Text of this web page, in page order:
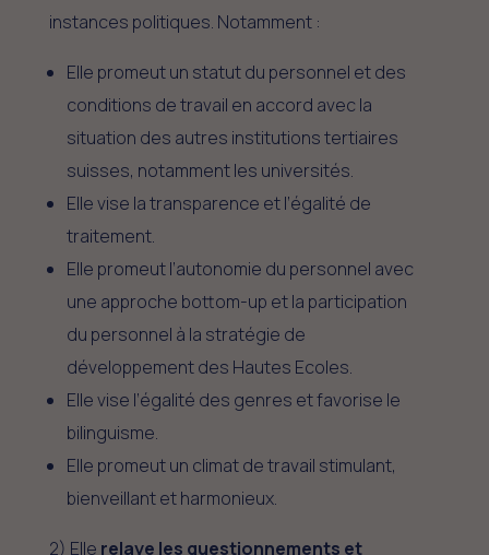
instances politiques. Notamment :
Elle promeut un statut du personnel et des
conditions de travail en accord avec la
situation des autres institutions tertiaires
suisses, notamment les universités.
Elle vise la transparence et l’égalité de
traitement.
Elle promeut l’autonomie du personnel avec
une approche bottom-up et la participation
du personnel à la stratégie de
développement des Hautes Ecoles.
Elle vise l’égalité des genres et favorise le
bilinguisme.
Elle promeut un climat de travail stimulant,
bienveillant et harmonieux.
2) Elle relaye les questionnements et